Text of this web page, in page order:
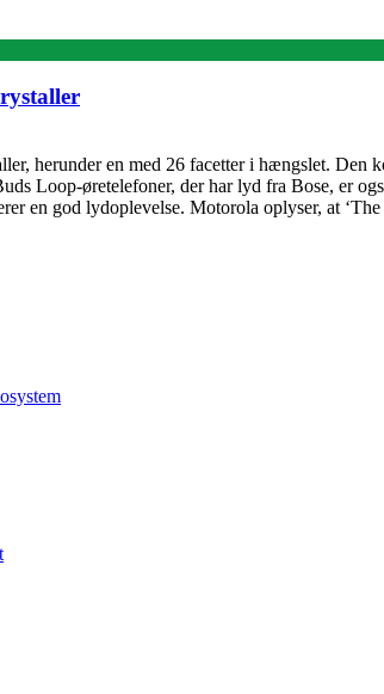
herunder en med 26 facetter i hængslet.
Loop-øretelefoner, der har lyd fra Bose, er
en god lydoplevelse. Motorola oplyser, at